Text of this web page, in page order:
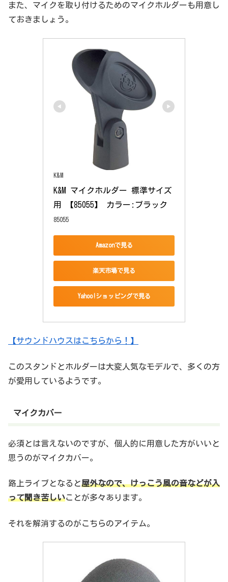
また、マイクを取り付けるためのマイクホルダーも用意し
ておきましょう。
K&M
K&M マイクホルダー 標準サイズ
用 【85055】 カラー:ブラック
85055
Amazonで見る
楽天市場で見る
Yahoo!ショッピングで見る
【サウンドハウスはこちらから！】
このスタンドとホルダーは大変人気なモデルで、多くの方
が愛用しているようです。
マイクカバー
必須とは言えないのですが、個人的に用意した方がいいと
思うのがマイクカバー。
路上ライブとなると屋外なので、けっこう風の音などが入
って聞き苦しいことが多々あります。
それを解消するのがこちらのアイテム。